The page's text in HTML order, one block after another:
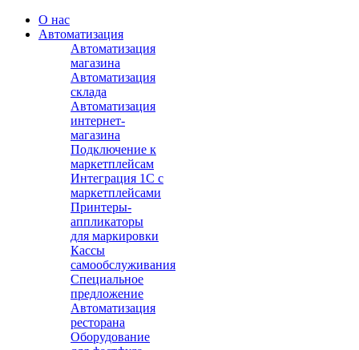
О нас
Автоматизация
Автоматизация
магазина
Автоматизация
склада
Автоматизация
интернет-
магазина
Подключение к
маркетплейсам
Интеграция 1С с
маркетплейсами
Принтеры-
аппликаторы
для маркировки
Кассы
самообслуживания
Специальное
предложение
Автоматизация
ресторана
Оборудование